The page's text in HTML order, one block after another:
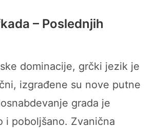
– Poslednjih
dominacije, grčki jezik je
izgrađene su nove putne
grada je
i poboljšano. Zvanična